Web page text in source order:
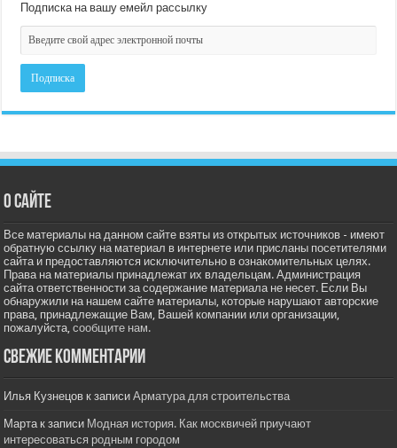
Подписка на вашу емейл рассылку
О сайте
Все материалы на данном сайте взяты из открытых источников - имеют
обратную ссылку на материал в интернете или присланы посетителями
сайта и предоставляются исключительно в ознакомительных целях.
Права на материалы принадлежат их владельцам. Администрация
сайта ответственности за содержание материала не несет. Если Вы
обнаружили на нашем сайте материалы, которые нарушают авторские
права, принадлежащие Вам, Вашей компании или организации,
пожалуйста,сообщите нам.
Свежие комментарии
Илья Кузнецов к записиАрматура для строительства
Мартак записи Модная история. Как москвичей приучают
интересоваться родным городом